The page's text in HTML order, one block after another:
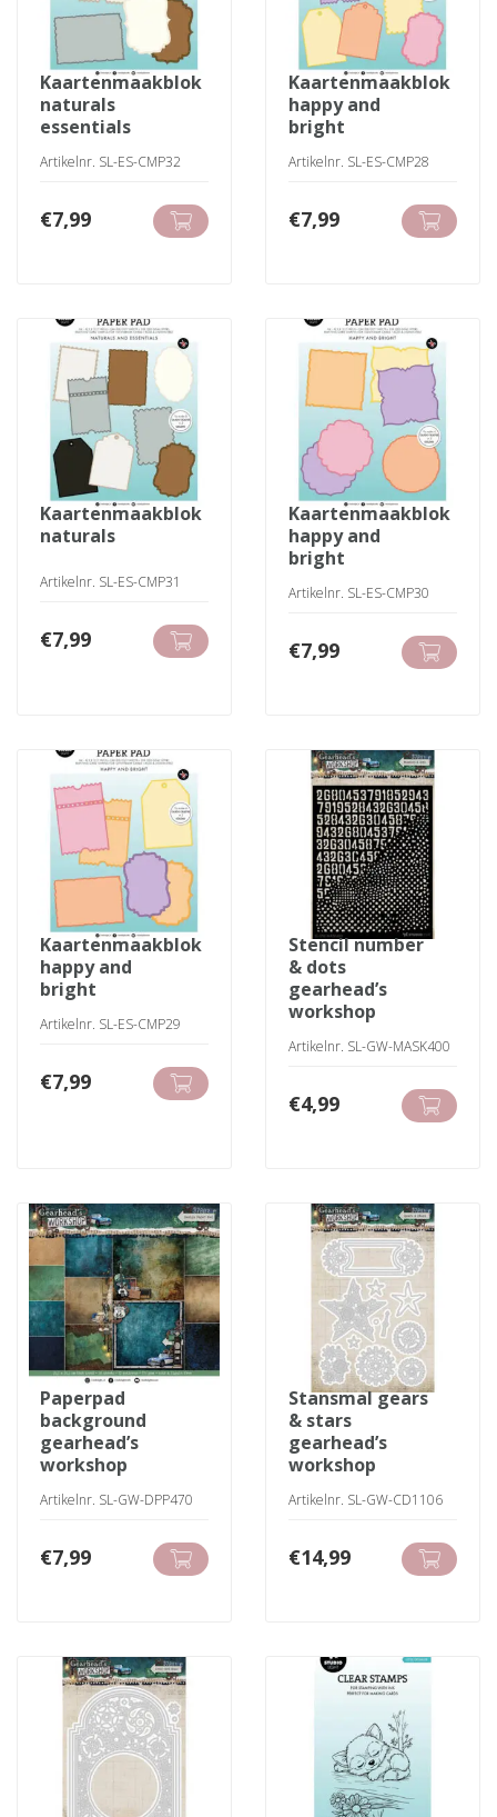
kaartenmaakblok
naturals
essentials
Artikelnr. SL-ES-CMP32
€7,99
kaartenmaakblok
happy and
bright
Artikelnr. SL-ES-CMP28
€7,99
kaartenmaakblok
naturals
Artikelnr. SL-ES-CMP31
€7,99
kaartenmaakblok
happy and
bright
Artikelnr. SL-ES-CMP30
€7,99
kaartenmaakblok
happy and
bright
Artikelnr. SL-ES-CMP29
€7,99
stencil number
& dots
gearhead’s
workshop
Artikelnr. SL-GW-MASK400
€4,99
paperpad
background
gearhead’s
workshop
Artikelnr. SL-GW-DPP470
€7,99
stansmal gears
& stars
gearhead’s
workshop
Artikelnr. SL-GW-CD1106
€14,99